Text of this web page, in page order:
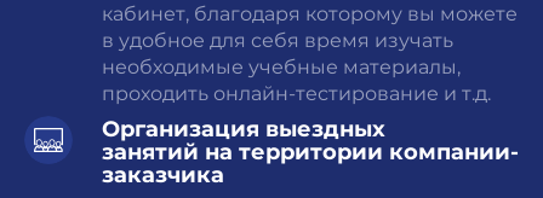
кабинет, благодаря которому вы можете
в удобное для себя время изучать
необходимые учебные материалы,
проходить онлайн-тестирование и т.д.
Организация выездных
занятий на территории компании-
заказчика